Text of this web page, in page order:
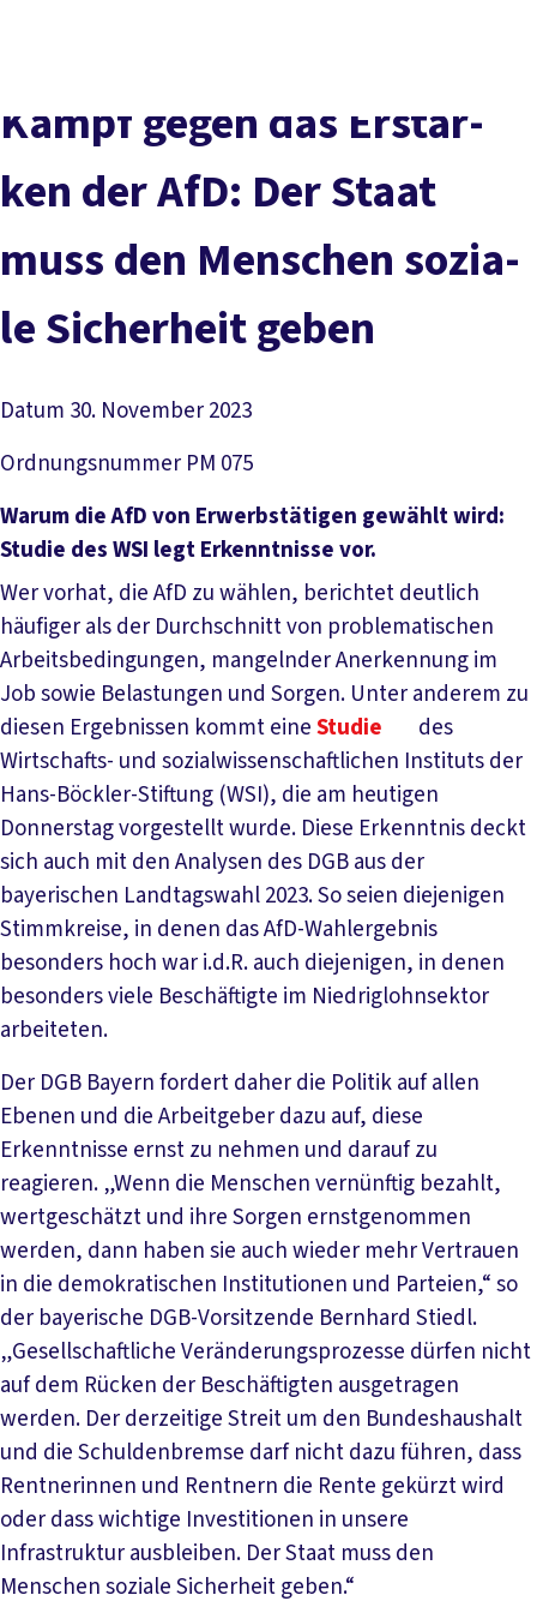
Service
Mitmachen
Kampf ge­gen das Er­star­
ken der Af­D: Der Staat
muss den Men­schen so­zia­
le Si­cher­heit ge­ben
Datum 30. November 2023
Ordnungsnummer PM 075
Warum die AfD von Erwerbstätigen gewählt wird:
Studie des WSI legt Erkenntnisse vor.
Wer vorhat, die AfD zu wählen, berichtet deutlich
häufiger als der Durchschnitt von problematischen
Arbeitsbedingungen, mangelnder Anerkennung im
Job sowie Belastungen und Sorgen. Unter anderem zu
diesen Ergebnissen kommt eineStudie
des
Wirtschafts- und sozialwissenschaftlichen Instituts der
Hans-Böckler-Stiftung (WSI), die am heutigen
Donnerstag vorgestellt wurde. Diese Erkenntnis deckt
sich auch mit den Analysen des DGB aus der
bayerischen Landtagswahl 2023. So seien diejenigen
Stimmkreise, in denen das AfD-Wahlergebnis
besonders hoch war i.d.R. auch diejenigen, in denen
besonders viele Beschäftigte im Niedriglohnsektor
arbeiteten.
Der DGB Bayern fordert daher die Politik auf allen
Ebenen und die Arbeitgeber dazu auf, diese
Erkenntnisse ernst zu nehmen und darauf zu
reagieren. „Wenn die Menschen vernünftig bezahlt,
wertgeschätzt und ihre Sorgen ernstgenommen
werden, dann haben sie auch wieder mehr Vertrauen
in die demokratischen Institutionen und Parteien,“ so
der bayerische DGB-Vorsitzende Bernhard Stiedl.
„Gesellschaftliche Veränderungsprozesse dürfen nicht
auf dem Rücken der Beschäftigten ausgetragen
werden. Der derzeitige Streit um den Bundeshaushalt
und die Schuldenbremse darf nicht dazu führen, dass
Rentnerinnen und Rentnern die Rente gekürzt wird
oder dass wichtige Investitionen in unsere
Infrastruktur ausbleiben. Der Staat muss den
Menschen soziale Sicherheit geben.“